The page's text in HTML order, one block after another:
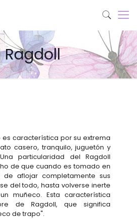
Ragdoll
es característica por su extrema
casero, tranquilo, juguetón y
particularidad del Ragdoll
de que cuando es tomado en
aflojar completamente sus
del todo, hasta volverse inerte
muñeco. Esta característica
de Ragdoll, que significa
de trapo".